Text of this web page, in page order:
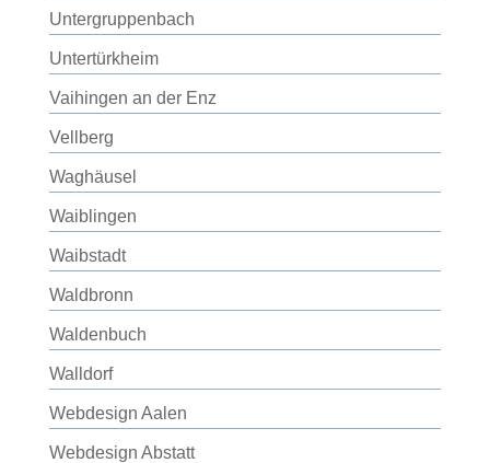
Untergruppenbach
Untertürkheim
Vaihingen an der Enz
Vellberg
Waghäusel
Waiblingen
Waibstadt
Waldbronn
Waldenbuch
Walldorf
Webdesign Aalen
Webdesign Abstatt